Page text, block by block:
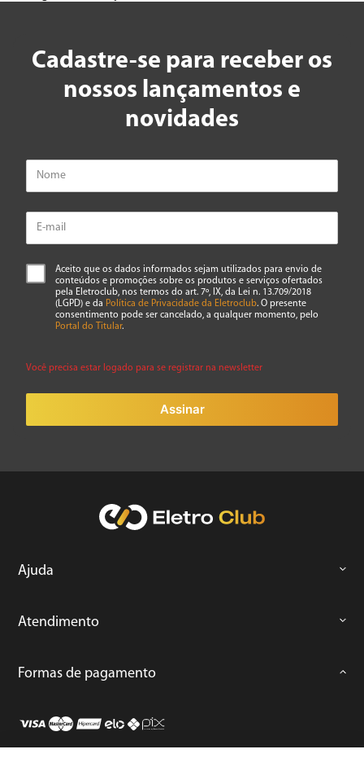
Cadastre-se para receber os
nossos lançamentos e
novidades
Aceito que os dados informados sejam utilizados para envio de
conteúdos e promoções sobre os produtos e serviços ofertados
pela Eletroclub, nos termos do art. 7º, IX, da Lei n. 13.709/2018
(LGPD) e da Política de Privacidade da Eletroclub. O presente
consentimento pode ser cancelado, a qualquer momento, pelo
Portal do Titular.
Você precisa estar logado para se registrar na newsletter
Assinar
Ajuda
Atendimento
Formas de pagamento